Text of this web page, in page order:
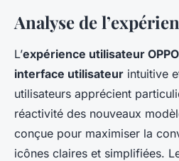
Analyse de
L’expérience utilisateur OPPO
interface utilisateur intuitive
utilisateurs apprécient
réactivité des nouveaux
conçue pour maximiser la
icônes claires et simplifiées.